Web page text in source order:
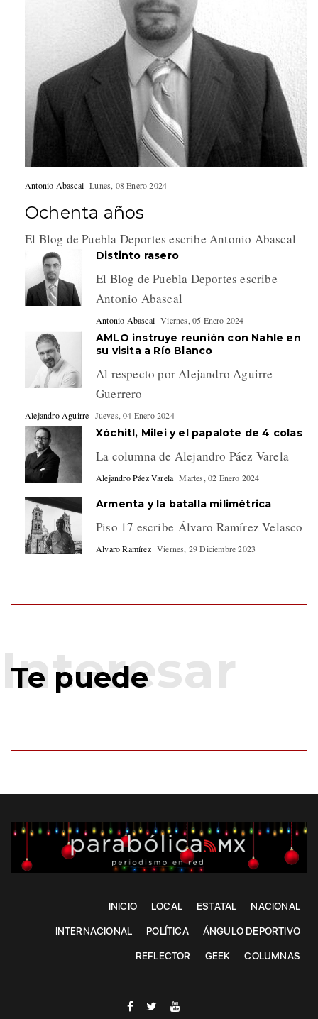
Antonio Abascal Lunes, 08 Enero 2024
Ochenta años
El Blog de Puebla Deportes escribe Antonio Abascal
Distinto rasero
El Blog de Puebla Deportes escribe
Antonio Abascal
Antonio Abascal Viernes, 05 Enero 2024
AMLO instruye reunión con Nahle en
su visita a Río Blanco
Al respecto por Alejandro Aguirre
Guerrero
Alejandro Aguirre Jueves, 04 Enero 2024
Xóchitl, Milei y el papalote de 4 colas
La columna de Alejandro Páez Varela
Alejandro Páez Varela Martes, 02 Enero 2024
Armenta y la batalla milimétrica
Piso 17 escribe Álvaro Ramírez Velasco
Alvaro Ramírez Viernes, 29 Diciembre 2023
Te puede
INICIO LOCAL ESTATAL NACIONAL
INTERNACIONAL POLÍTICA ÁNGULO DEPORTIVO
REFLECTOR GEEK COLUMNAS